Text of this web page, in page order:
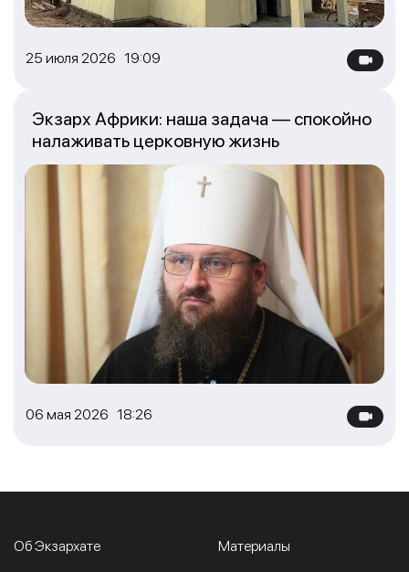
25 июля 2026 19:09
06 мая 2026 18:26
Экзарх Африки: наша задача — спокойно
налаживать церковную жизнь
Об Экзархате Материалы